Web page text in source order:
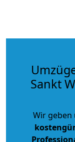
Sankt
Wir geben